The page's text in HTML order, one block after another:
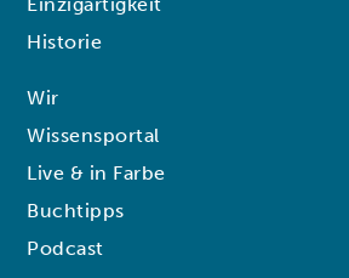
Historie
Wir
Wissensportal
Live & in Farbe
Buchtipps
Podcast